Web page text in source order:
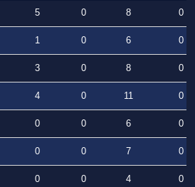
5 0 8
0
1 0 6
0
3 0 8
0
4 0 11
0
0 0 6
0
0 0 7
0
0 0 4
0